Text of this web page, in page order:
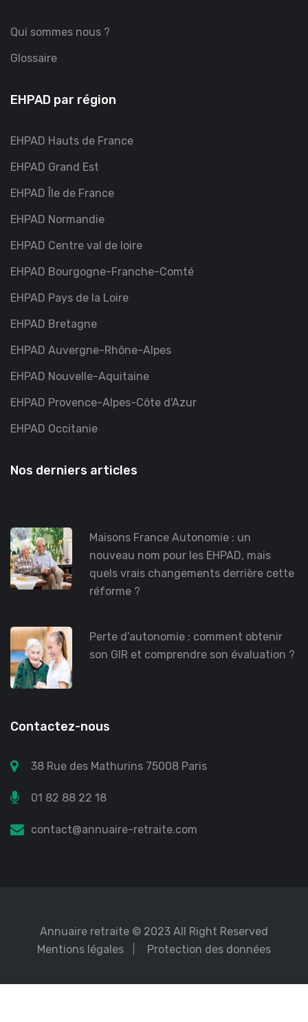
Qui sommes nous ?
Glossaire
EHPAD par région
EHPAD Hauts de France
EHPAD Grand Est
EHPAD Île de France
EHPAD Normandie
EHPAD Centre val de loire
EHPAD Bourgogne-Franche-Comté
EHPAD Pays de la Loire
EHPAD Bretagne
EHPAD Auvergne-Rhône-Alpes
EHPAD Nouvelle-Aquitaine
EHPAD Provence-Alpes-Côte d'Azur
EHPAD Occitanie
Nos derniers articles
Maisons France Autonomie : un
nouveau nom pour les EHPAD, mais
quels vrais changements derrière cette
réforme ?
Perte d’autonomie : comment obtenir
son GIR et comprendre son évaluation ?
Contactez-nous
38 Rue des Mathurins 75008 Paris
01 82 88 22 18
contact@annuaire-retraite.com
Annuaire retraite © 2023 All Right Reserved
Mentions légales
Protection des données